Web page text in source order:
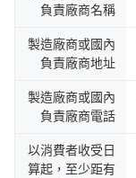
負責廠商名稱
製造廠商或國內
負責廠商地址
製造廠商或國內
負責廠商電話
以消費者收受日
算起，至少距有